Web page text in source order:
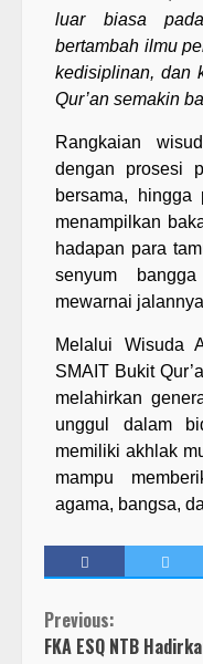
luar biasa
bertambah ilmu
kedisiplinan, dan
Qur’an semakin
Rangkaian
dengan prosesi
bersama, hingga
menampilkan
hadapan para
senyum
mewarnai
Melalui Wisuda
SMAIT Bukit
melahirkan
unggul dalam
memiliki akhlak
mampu
agama, bangsa,
Previous:
FKA ESQ NTB